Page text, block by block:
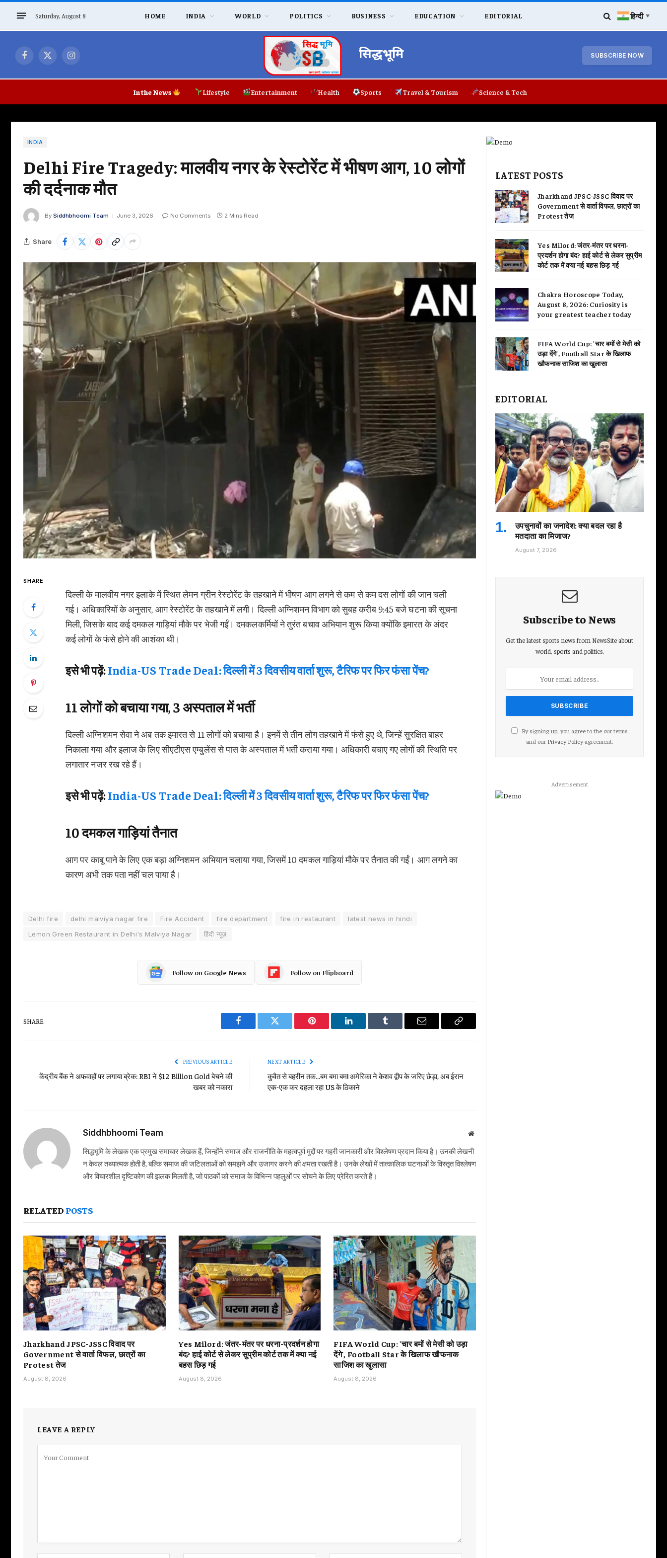
Saturday, August 8 HOME INDIA WORLD POLITICS BUSINESS EDUCATION EDITORIAL हिन्दी ▼
Facebook
X
Instagram सिद्धभूमि SUBSCRIBE NOW
In the News Lifestyle Entertainment Health Sports Travel & Tourism Science & Tech
INDIA
Delhi Fire Tragedy: मालवीय नगर के रेस्टोरेंट में भीषण आग, 10 लोगों
की दर्दनाक मौत
By Siddhbhoomi Team June 3, 2026 No Comments 2 Mins Read
Share
SHARE
दिल्ली के मालवीय नगर इलाके में स्थित लेमन ग्रीन रेस्टोरेंट के तहखाने में भीषण आग लगने से कम से कम दस लोगों की जान चली
गई। अधिकारियों के अनुसार, आग रेस्टोरेंट के तहखाने में लगी। दिल्ली अग्निशमन विभाग को सुबह करीब 9:45 बजे घटना की सूचना
मिली, जिसके बाद कई दमकल गाड़ियां मौके पर भेजी गईं। दमकलकर्मियों ने तुरंत बचाव अभियान शुरू किया क्योंकि इमारत के अंदर
कई लोगों के फंसे होने की आशंका थी।
इसे भी पढ़ें:India-US Trade Deal: दिल्ली में 3 दिवसीय वार्ता शुरू, टैरिफ पर फिर फंसा पेंच?
11 लोगों को बचाया गया, 3 अस्पताल में भर्ती
दिल्ली अग्निशमन सेवा ने अब तक इमारत से 11 लोगों को बचाया है। इनमें से तीन लोग तहखाने में फंसे हुए थे, जिन्हें सुरक्षित बाहर
निकाला गया और इलाज के लिए सीएटीएस एम्बुलेंस से पास के अस्पताल में भर्ती कराया गया। अधिकारी बचाए गए लोगों की स्थिति पर
लगातार नजर रख रहे हैं।
इसे भी पढ़ें:India-US Trade Deal: दिल्ली में 3 दिवसीय वार्ता शुरू, टैरिफ पर फिर फंसा पेंच?
10 दमकल गाड़ियां तैनात
आग पर काबू पाने के लिए एक बड़ा अग्निशमन अभियान चलाया गया, जिसमें 10 दमकल गाड़ियां मौके पर तैनात की गईं। आग लगने का
कारण अभी तक पता नहीं चल पाया है।
Delhi fire delhi malviya nagar fire Fire Accident fire department fire in restaurant
latest news in hindi
Lemon Green Restaurant in Delhi's Malviya Nagar
हिंदी न्यूज़
Follow on Google News Follow on Flipboard
SHARE.
Facebook Twitter Pinterest LinkedIn Tumblr Email
Copy
PREVIOUS ARTICLE
केंद्रीय बैंक ने अफवाहों पर लगाया ब्रेक: RBI ने $12 Billion Gold बेचने की
खबर को नकारा
NEXT ARTICLE
कुवैत से बहरीन तक…बम बमा बम! अमेरिका ने केशव द्वीप के जरिए छेड़ा, अब ईरान
एक-एक कर दहला रहा US के ठिकाने
Siddhbhoomi Team Website
सिद्धभूमि के लेखक एक प्रमुख समाचार लेखक हैं, जिन्होंने समाज और राजनीति के महत्वपूर्ण मुद्दों पर गहरी जानकारी और विश्लेषण प्रदान किया है। उनकी लेखनी
न केवल तथ्यात्मक होती है, बल्कि समाज की जटिलताओं को समझने और उजागर करने की क्षमता रखती है। उनके लेखों में तात्कालिक घटनाओं के विस्तृत विश्लेषण
और विचारशील दृष्टिकोण की झलक मिलती है, जो पाठकों को समाज के विभिन्न पहलुओं पर सोचने के लिए प्रेरित करते हैं।
RELATED POSTS
Jharkhand JPSC-JSSC विवाद पर
Government से वार्ता विफल, छात्रों का
Protest तेज
August 8, 2026
Yes Milord: जंतर-मंतर पर धरना-प्रदर्शन होगा
बंद? हाई कोर्ट से लेकर सुप्रीम कोर्ट तक में क्या नई
बहस छिड़ गई
August 8, 2026
FIFA World Cup: 'चार बमों से मेसी को उड़ा
देंगे', Football Star के खिलाफ खौफनाक
साजिश का खुलासा
August 8, 2026
LEAVE A REPLY
LATEST POSTS
Jharkhand JPSC-JSSC विवाद पर
Government से वार्ता विफल, छात्रों का
Protest तेज
Yes Milord: जंतर-मंतर पर धरना-
प्रदर्शन होगा बंद? हाई कोर्ट से लेकर सुप्रीम
कोर्ट तक में क्या नई बहस छिड़ गई
Chakra Horoscope Today,
August 8, 2026: Curiosity is
your greatest teacher today
FIFA World Cup: 'चार बमों से मेसी को
उड़ा देंगे', Football Star के खिलाफ
खौफनाक साजिश का खुलासा
EDITORIAL
उपचुनावों का जनादेश: क्या बदल रहा है
मतदाता का मिजाज?
August 7, 2026
Subscribe to News
Get the latest sports news from NewsSite about
world, sports and politics.
By signing up, you agree to the our terms
and our Privacy Policyagreement.
Advertisement